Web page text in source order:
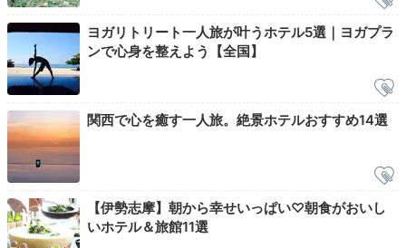
真珠風呂で
贅沢バスタイム
ヨガリトリート一人旅が叶うホテル5選｜ヨガプラ
ンで心身を整えよう【全国】
関西で心を癒す一人旅。絶景ホテルおすすめ14選
【伊勢志摩】朝から幸せいっぱい♡朝食がおいし
いホテル＆旅館11選